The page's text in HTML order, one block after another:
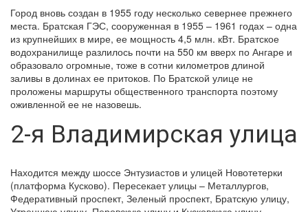
Город вновь создан в 1955 году несколько севернее прежнего
места. Братская ГЭС, сооруженная в 1955 – 1961 годах – одна
из крупнейших в мире, ее мощность 4,5 млн. кВт. Братское
водохранилище разлилось почти на 550 км вверх по Ангаре и
образовало огромные, тоже в сотни километров длиной
заливы в долинах ее притоков. По Братской улице не
проложены маршруты общественного транспорта поэтому
оживленной ее не назовешь.
2-я Владимирская улица
Находится между шоссе Энтузиастов и улицей Новотетерки
(платформа Кусково). Пересекает улицы – Металлургов,
Федеративный проспект, Зеленый проспект, Братскую улицу,